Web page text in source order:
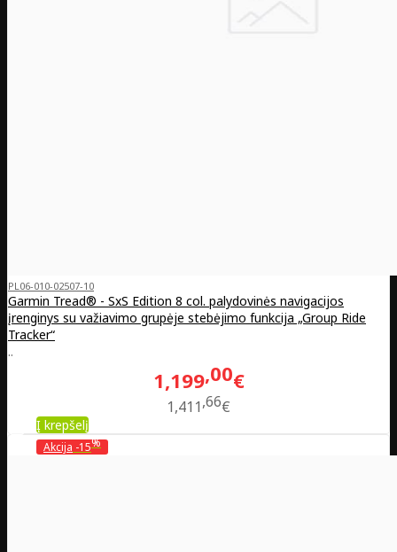
PL06-010-02507-10
Garmin Tread® - SxS Edition 8 col. palydovinės navigacijos
įrenginys su važiavimo grupėje stebėjimo funkcija „Group Ride
Tracker“
..
1,199 00€
1,411 66€
Į krepšelį
Akcija -15%